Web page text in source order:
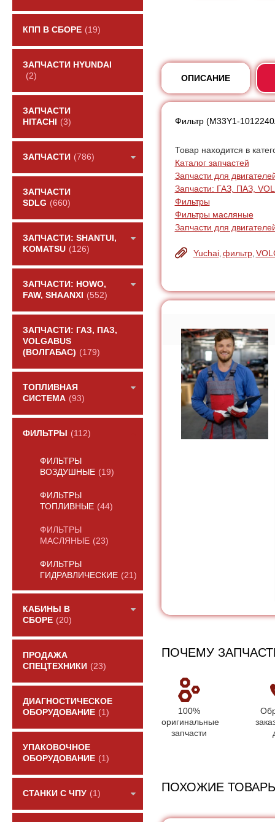
КПП В СБОРЕ (19)
ЗАПЧАСТИ HYUNDAI
(2)
ЗАПЧАСТИ
HITACHI
(3)
ЗАПЧАСТИ (786)
ЗАПЧАСТИ
SDLG (660)
ЗАПЧАСТИ: SHANTUI,
KOMATSU (126)
ЗАПЧАСТИ: HOWO,
FAW, SHAANXI
(552)
ЗАПЧАСТИ: ГАЗ, ПАЗ,
VOLGABUS
(ВОЛГАБАС) (179)
ТОПЛИВНАЯ
СИСТЕМА (93)
ФИЛЬТРЫ (112)
ФИЛЬТРЫ
ВОЗДУШНЫЕ (19)
ФИЛЬТРЫ
ТОПЛИВНЫЕ (44)
ФИЛЬТРЫ
МАСЛЯНЫЕ (23)
ФИЛЬТРЫ
ГИДРАВЛИЧЕСКИЕ (21)
КАБИНЫ В
СБОРЕ (20)
ПРОДАЖА
СПЕЦТЕХНИКИ (23)
ДИАГНОСТИЧЕСКОЕ
ОБОРУДОВАНИЕ (1)
УПАКОВОЧНОЕ
ОБОРУДОВАНИЕ (1)
СТАНКИ С ЧПУ (1)
ОПИСАНИЕ
Фильтр (M33Y1-
Товар находится в
Каталог запчастей
Запчасти для
Запчасти: ГАЗ, ПАЗ,
Фильтры
Фильтры масляные
Запчасти для
Yuchai, фильтр,
ПОЧЕМУ
100%
оригинальные
запчасти
ПОХОЖИЕ